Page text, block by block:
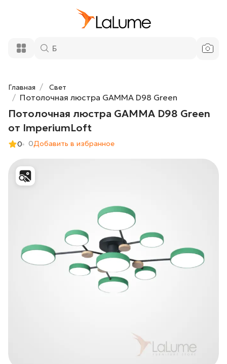
Главная Свет
Потолочная люстра GAMMA D98 Green
Потолочная люстра GAMMA D98 Green
от ImperiumLoft
0 0Добавить в избранное
от ImperiumLoft